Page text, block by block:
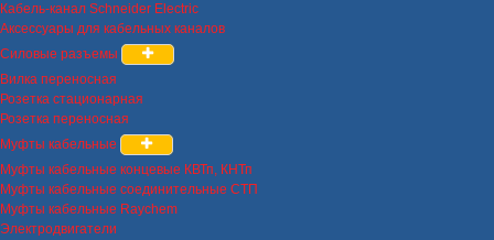
Кабель-канал Schneider Electric
Аксессуары для кабельных каналов
Силовые разъемы
Вилка переносная
Розетка стационарная
Розетка переносная
Муфты кабельные
Муфты кабельные концевые КВТп, КНТп
Муфты кабельные соединительные СТП
Муфты кабельные Raychem
Электродвигатели